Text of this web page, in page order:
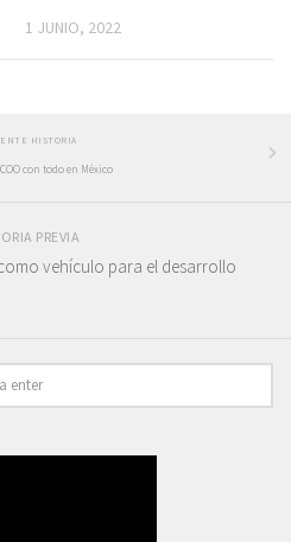
1 JUNIO, 2022
HISTORIA
con todo en México
PREVIA
vehículo para el desarrollo